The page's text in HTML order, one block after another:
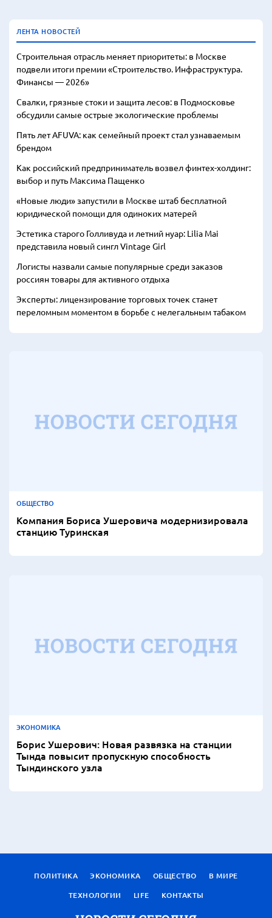
ЛЕНТА НОВОСТЕЙ
Строительная отрасль меняет приоритеты: в Москве
подвели итоги премии «Строительство. Инфраструктура.
Финансы — 2026»
Свалки, грязные стоки и защита лесов: в Подмосковье
обсудили самые острые экологические проблемы
Пять лет AFUVA: как семейный проект стал узнаваемым
брендом
Как российский предприниматель возвел финтех-холдинг:
выбор и путь Максима Пащенко
«Новые люди» запустили в Москве штаб бесплатной
юридической помощи для одиноких матерей
Эстетика старого Голливуда и летний нуар: Lilia Mai
представила новый сингл Vintage Girl
Логисты назвали самые популярные среди заказов
россиян товары для активного отдыха
Эксперты: лицензирование торговых точек станет
переломным моментом в борьбе с нелегальным табаком
ОБЩЕСТВО
Компания Бориса Ушеровича модернизировала
станцию Туринская
ЭКОНОМИКА
Борис Ушерович: Новая развязка на станции
Тында повысит пропускную способность
Тындинского узла
ПОЛИТИКА ЭКОНОМИКА ОБЩЕСТВО
В МИРЕ
ТЕХНОЛОГИИ
LIFE КОНТАКТЫ